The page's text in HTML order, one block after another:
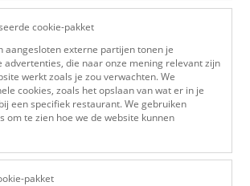
cookie-pakket
aangesloten externe partijen tonen je
advertenties, die naar onze mening relevant zijn
werkt zoals je zou verwachten. We
cookies, zoals het opslaan van wat er in je
een specifiek restaurant. We gebruiken
om te zien hoe we de website kunnen
pakket